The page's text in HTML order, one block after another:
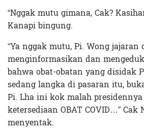
“Nggak mutu gimana, Cak?
Kanapi bingung.
“Ya nggak mutu, Pi. Wong
menginformasikan dan
bahwa obat-obatan yang disidak
sedang langka di pasaran itu,
Pi. Lha ini kok malah
ketersediaan OBAT COVID…”
menyentak.